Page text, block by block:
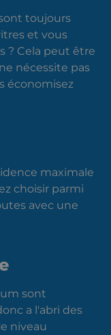
toujours
et vous
? Cela peut être
nécessite pas
économisez
maximale
choisir parmi
avec une
sont
a l'abri des
niveau